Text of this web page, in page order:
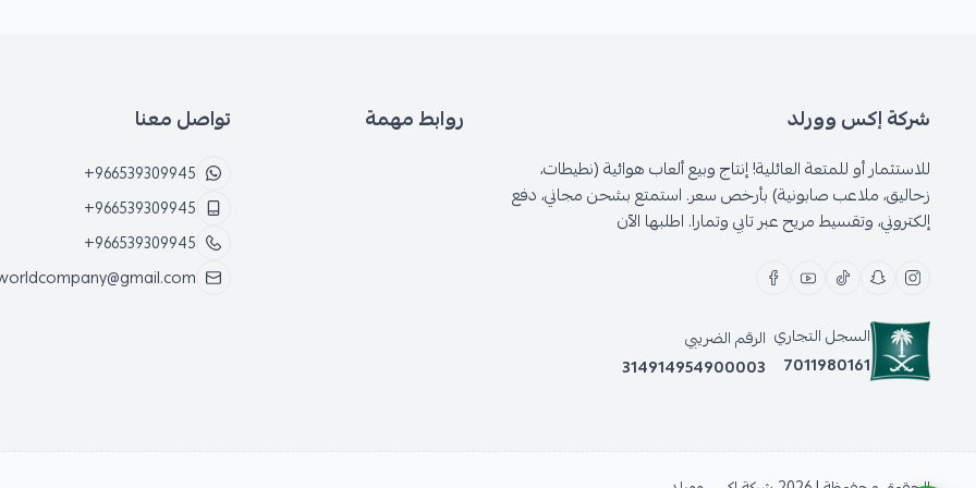
شركة إكس وورلد
للاستثمار أو للمتعة العائلية! إنتاج وبيع ألعاب هوائية (نطيطات،
زحاليق، ملاعب صابونية) بأرخص سعر. استمتع بشحن مجاني، دفع
إلكتروني، وتقسيط مريح عبر تابي وتمارا. اطلبها الآن
السجل التجاري
7011980161
الرقم الضريبي
314914954900003
روابط مهمة تواصل معنا
+966539309945
+966539309945
+966539309945